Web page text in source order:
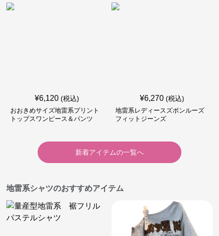
¥6,120 (税込)
おおきめサイズ地雷系プリント
トップスワンピース＆パンツ
¥6,270 (税込)
地雷系レディースズボンルーズ
フィットジーンズ
新着アイテムの一覧へ
地雷系シャツのおすすめアイテム